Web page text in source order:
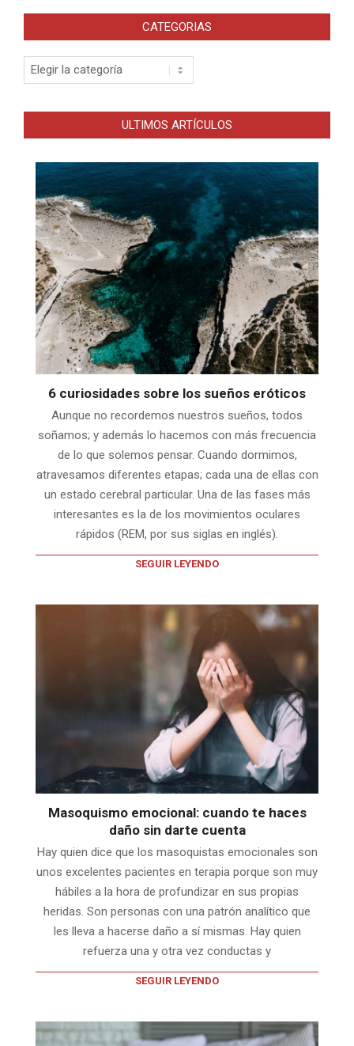
CATEGORIAS
Categorias
ULTIMOS ARTÍCULOS
6 curiosidades sobre los sueños eróticos
Aunque no recordemos nuestros sueños, todos
soñamos; y además lo hacemos con más frecuencia
de lo que solemos pensar. Cuando dormimos,
atravesamos diferentes etapas; cada una de ellas con
un estado cerebral particular. Una de las fases más
interesantes es la de los movimientos oculares
rápidos (REM, por sus siglas en inglés).
SEGUIR LEYENDO
Masoquismo emocional: cuando te haces
daño sin darte cuenta
Hay quien dice que los masoquistas emocionales son
unos excelentes pacientes en terapia porque son muy
hábiles a la hora de profundizar en sus propias
heridas. Son personas con una patrón analítico que
les lleva a hacerse daño a sí mismas. Hay quien
refuerza una y otra vez conductas y
SEGUIR LEYENDO